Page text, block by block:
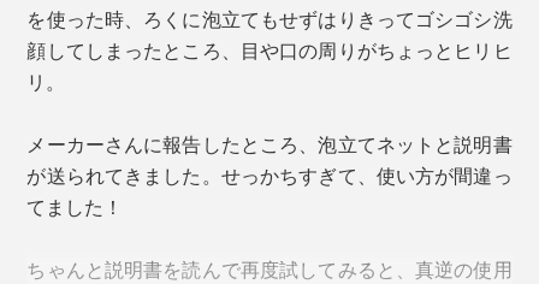
古い角質、毛穴に詰まった皮脂や汚れ……、普通の洗顔
では取りきれない不用物を一掃することで「くすみ」を
が整って、キメがふっくら元気に。
もう、毛穴に詰まるスキを与えません。
つつ、保湿力も兼ね備えているため、肌との相性が抜群
なのだとか。
まず、洗顔料を小豆1粒大くらい（※） 手にとり、泡立て
ネットで泡立て。セットの泡立てネットを使用すれば、
10秒程度でモコモコ泡に。
らいの量で十分泡立つと感じました。量は使ってみて調整してください。
を使った時、ろくに泡立てもせずはりきってゴシゴシ洗
顔してしまったところ、目や口の周りがちょっとヒリヒ
リ。
メーカーさんに報告したところ、泡立てネットと説明書
が送られてきました。せっかちすぎて、使い方が間違っ
てました！
ちゃんと説明書を読んで再度試してみると、真逆の使用